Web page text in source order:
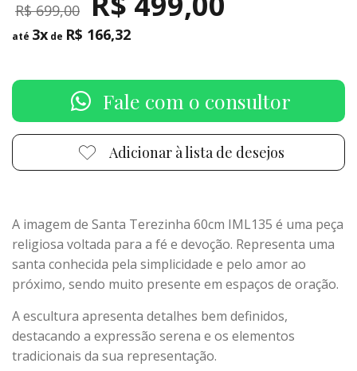
R$ 699,00
até 3x de R$ 166,32
Fale com o consultor
Adicionar à lista de desejos
A imagem de Santa Terezinha 60cm IML135 é uma peça
religiosa voltada para a fé e devoção. Representa uma
santa conhecida pela simplicidade e pelo amor ao
próximo, sendo muito presente em espaços de oração.
A escultura apresenta detalhes bem definidos,
destacando a expressão serena e os elementos
tradicionais da sua representação.